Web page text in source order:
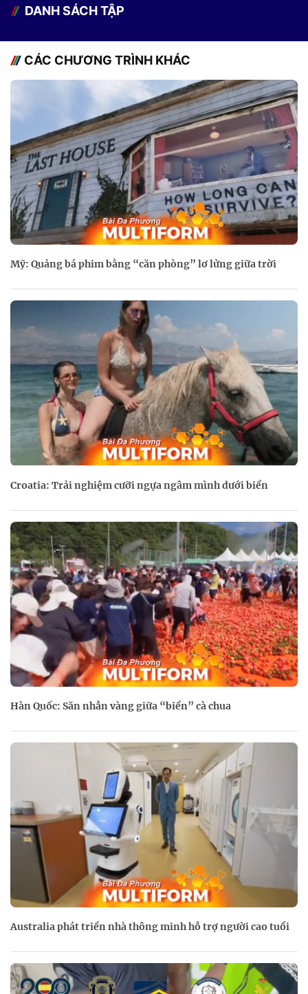
DANH SÁCH TẬP
CÁC CHƯƠNG TRÌNH KHÁC
Mỹ: Quảng bá phim bằng “căn phòng” lơ lửng giữa trời
Croatia: Trải nghiệm cưỡi ngựa ngâm mình dưới biển
Hàn Quốc: Săn nhẫn vàng giữa “biển” cà chua
Australia phát triển nhà thông minh hỗ trợ người cao tuổi